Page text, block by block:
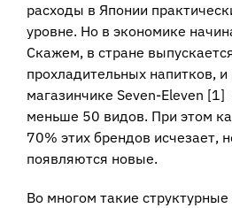
расходы в Японии
уровне. Но в экономике
Скажем, в стране
прохладительных напитков,
магазинчике Seven-Eleven [1]
меньше 50 видов. При этом
70% этих брендов исчезает,
появляются новые.
Во многом такие